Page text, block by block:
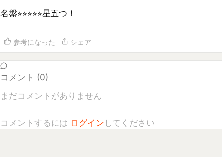
参考になった シェア
コメント (0
まだコメントがありません
コメントするにはログイン してください